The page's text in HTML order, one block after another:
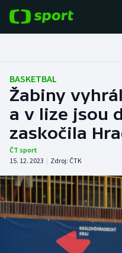
Fotbal
Hokej
Tenis
Atletika
Cyklistika
DALŠÍ SPORTY
Americký fotbal
NEPŘEHLÉDNĚTE
BASKETBAL
Žabiny
a v lize jsou
zaskočila
ČT sport
15. 12. 2023 | Zdroj: ČTK